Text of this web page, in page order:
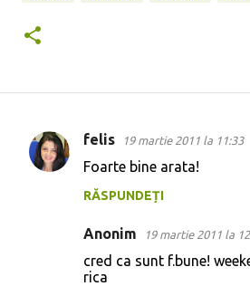
C
felis 19 martie 2011 la 11:33
Foarte bine arata!
RĂSPUNDEȚI
Anonim 19 martie 2011 la
cred ca sunt f.bune!
rica